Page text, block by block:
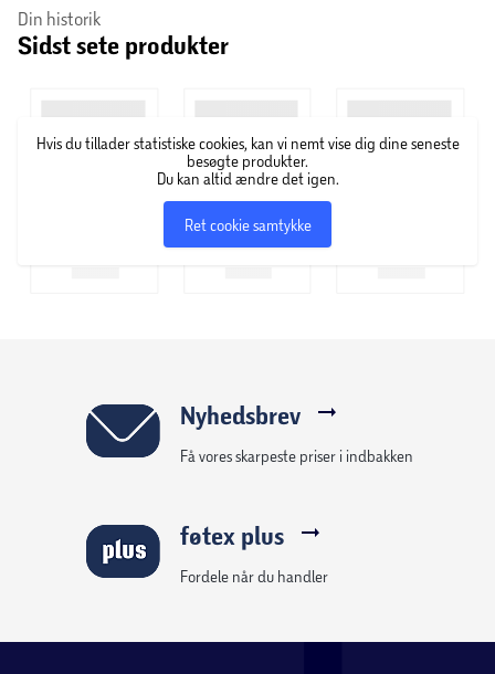
Din historik
Sidst sete produkter
Hvis du tillader statistiske cookies, kan vi nemt vise dig dine seneste
besøgte produkter.
Du kan altid ændre det igen.
Ret cookie samtykke
Nyhedsbrev
Få vores skarpeste priser i indbakken
føtex plus
Fordele når du handler